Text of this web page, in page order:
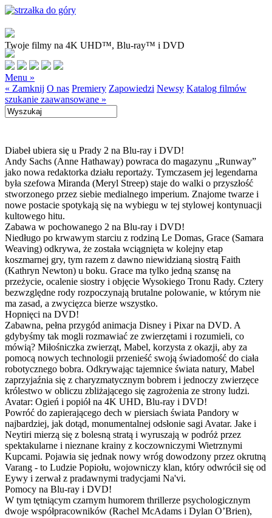
Twoje filmy na 4K UHD™, Blu-ray™ i DVD
Menu »
« Zamknij O nas Premiery Zapowiedzi Newsy Katalog filmów
szukanie zaawansowane »
Diabeł ubiera się u Prady 2 na Blu-ray i DVD!
Andy Sachs (Anne Hathaway) powraca do magazynu „Runway”
jako nowa redaktorka działu reportaży. Tymczasem jej legendarna
była szefowa Miranda (Meryl Streep) staje do walki o przyszłość
stworzonego przez siebie medialnego imperium. Znajome twarze i
nowe postacie spotykają się na wybiegu w tej stylowej kontynuacji
kultowego hitu.
Zabawa w pochowanego 2 na Blu-ray i DVD!
Niedługo po krwawym starciu z rodziną Le Domas, Grace (Samara
Weaving) odkrywa, że została wciągnięta w kolejny etap
koszmarnej gry, tym razem z dawno niewidzianą siostrą Faith
(Kathryn Newton) u boku. Grace ma tylko jedną szansę na
przeżycie, ocalenie siostry i objęcie Wysokiego Tronu Rady. Cztery
bezwzględne rody rozpoczynają brutalne polowanie, w którym nie
ma zasad, a zwycięzca bierze wszystko.
Hopnięci na DVD!
Zabawna, pełna przygód animacja Disney i Pixar na DVD. A
gdybyśmy tak mogli rozmawiać ze zwierzętami i rozumieli, co
mówią? Miłośniczka zwierząt, Mabel, korzysta z okazji, aby za
pomocą nowych technologii przenieść swoją świadomość do ciała
robotycznego bobra. Odkrywając tajemnice świata natury, Mabel
zaprzyjaźnia się z charyzmatycznym bobrem i jednoczy zwierzęce
królestwo w obliczu zbliżającego się zagrożenia ze strony ludzi.
Avatar: Ogień i popiół na 4K UHD, Blu-ray i DVD!
Powróć do zapierającego dech w piersiach świata Pandory w
najbardziej, jak dotąd, monumentalnej odsłonie sagi Avatar. Jake i
Neytiri mierzą się z bolesną stratą i wyruszają w podróż przez
spektakularne i nieznane krainy z koczowniczymi Wietrznymi
Kupcami. Pojawia się jednak nowy wróg dowodzony przez okrutną
Varang - to Ludzie Popiołu, wojowniczy klan, który odwrócił się od
Eywy i zerwał z pradawnymi tradycjami Na'vi.
Pomocy na Blu-ray i DVD!
W tym tętniącym czarnym humorem thrillerze psychologicznym
dwoje współpracowników (Rachel McAdams i Dylan O’Brien),